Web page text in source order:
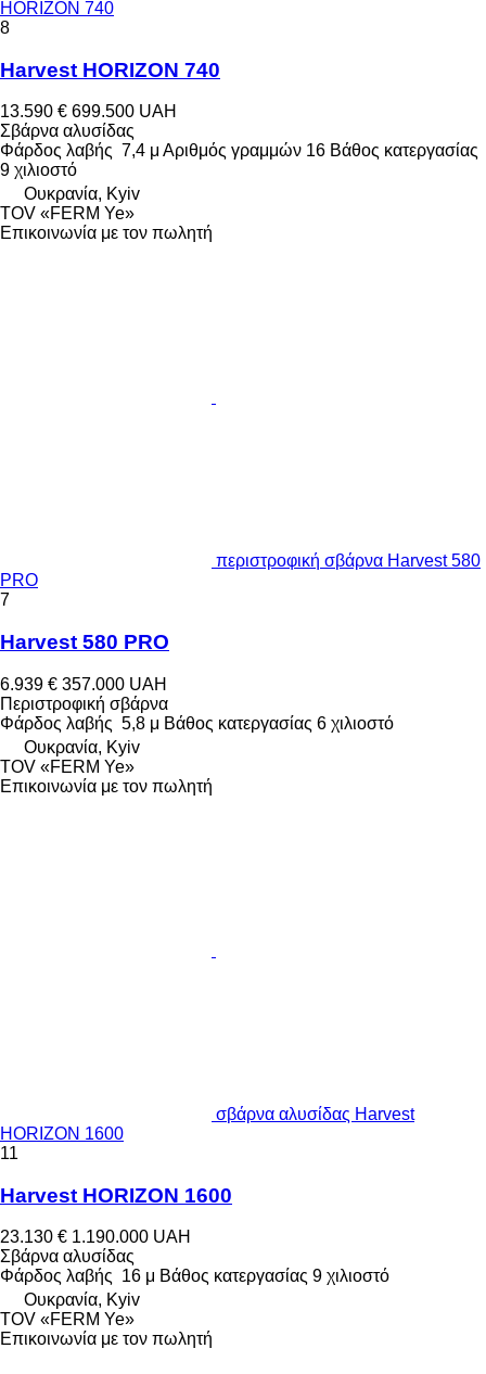
HORIZON 740
8
Harvest HORIZON 740
13.590 € 699.500 UAH
Σβάρνα αλυσίδας
Φάρδος λαβής 7,4 μ Αριθμός γραμμών 16 Βάθος κατεργασίας
9 χιλιοστό
Ουκρανία, Kyiv
TOV «FERM Ye»
Επικοινωνία με τον πωλητή
περιστροφική σβάρνα Harvest 580
PRO
7
Harvest 580 PRO
6.939 € 357.000 UAH
Περιστροφική σβάρνα
Φάρδος λαβής 5,8 μ Βάθος κατεργασίας 6 χιλιοστό
Ουκρανία, Kyiv
TOV «FERM Ye»
Επικοινωνία με τον πωλητή
σβάρνα αλυσίδας Harvest
HORIZON 1600
11
Harvest HORIZON 1600
23.130 € 1.190.000 UAH
Σβάρνα αλυσίδας
Φάρδος λαβής 16 μ Βάθος κατεργασίας 9 χιλιοστό
Ουκρανία, Kyiv
TOV «FERM Ye»
Επικοινωνία με τον πωλητή